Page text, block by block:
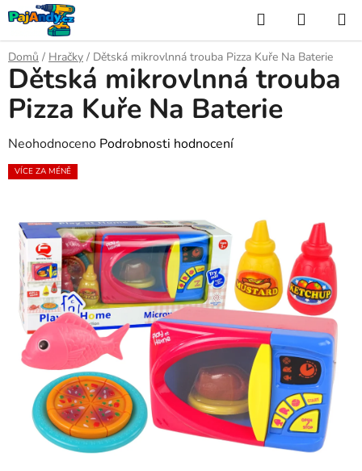
Přejít
na
obsah
Hledat
KOŠÍK
Domů / Hračky / Dětská mikrovlnná trouba Pizza Kuře Na Baterie
Dětská mikrovlnná trouba
Pizza Kuře Na Baterie
Průměrné
hodnocení
0,0
hvězdiček.
Neohodnoceno Podrobnosti hodnocení
VÍCE ZA MÉNĚ